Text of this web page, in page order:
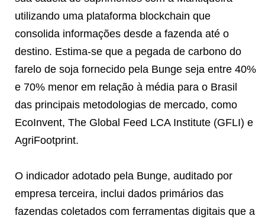
utilizando uma plataforma blockchain que
consolida informações desde a fazenda até o
destino. Estima-se que a pegada de carbono do
farelo de soja fornecido pela Bunge seja entre 40%
e 70% menor em relação à média para o Brasil
das principais metodologias de mercado, como
EcoInvent, The Global Feed LCA Institute (GFLI) e
AgriFootprint.
O indicador adotado pela Bunge, auditado por
empresa terceira, inclui dados primários das
fazendas coletados com ferramentas digitais que a